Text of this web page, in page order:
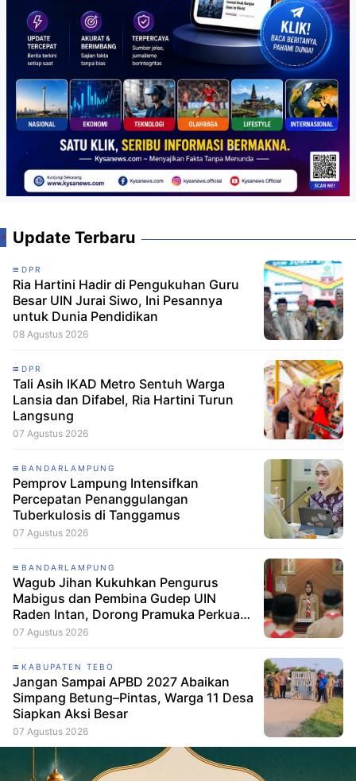
Update Terbaru
DPR
Ria Hartini Hadir di Pengukuhan Guru
Besar UIN Jurai Siwo, Ini Pesannya
untuk Dunia Pendidikan
08 Agustus 2026
DPR
Tali Asih IKAD Metro Sentuh Warga
Lansia dan Difabel, Ria Hartini Turun
Langsung
07 Agustus 2026
BANDARLAMPUNG
Pemprov Lampung Intensifkan
Percepatan Penanggulangan
Tuberkulosis di Tanggamus
07 Agustus 2026
BANDARLAMPUNG
Wagub Jihan Kukuhkan Pengurus
Mabigus dan Pembina Gudep UIN
Raden Intan, Dorong Pramuka Perkuat
Karakter Generasi Muda
07 Agustus 2026
KABUPATEN TEBO
Jangan Sampai APBD 2027 Abaikan
Simpang Betung–Pintas, Warga 11 Desa
Siapkan Aksi Besar
07 Agustus 2026